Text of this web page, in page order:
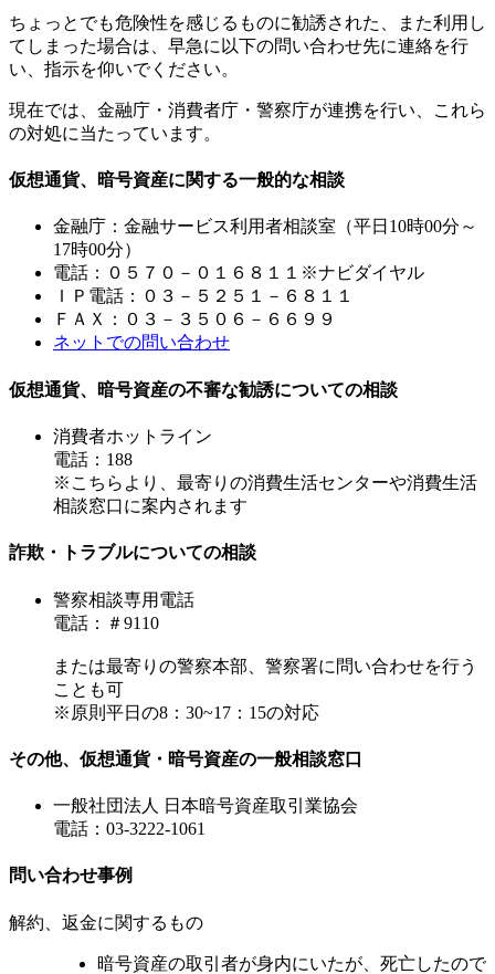
ちょっとでも危険性を感じるものに勧誘された、また利用し
てしまった場合は、早急に以下の問い合わせ先に連絡を行
い、指示を仰いでください。
現在では、金融庁・消費者庁・警察庁が連携を行い、これら
の対処に当たっています。
仮想通貨、暗号資産に関する一般的な相談
金融庁：金融サービス利用者相談室（平日10時00分～
17時00分）
電話：０５７０－０１６８１１※ナビダイヤル
ＩＰ電話：０３－５２５１－６８１１
ＦＡＸ：０３－３５０６－６６９９
ネットでの問い合わせ
仮想通貨、暗号資産の不審な勧誘についての相談
消費者ホットライン
電話：188
※こちらより、最寄りの消費生活センターや消費生活
相談窓口に案内されます
詐欺・トラブルについての相談
警察相談専用電話
電話：＃9110
または最寄りの警察本部、警察署に問い合わせを行う
ことも可
※原則平日の8：30~17：15の対応
その他、仮想通貨・暗号資産の一般相談窓口
一般社団法人 日本暗号資産取引業協会
電話：03-3222-1061
問い合わせ事例
解約、返金に関するもの
暗号資産の取引者が身内にいたが、死亡したので